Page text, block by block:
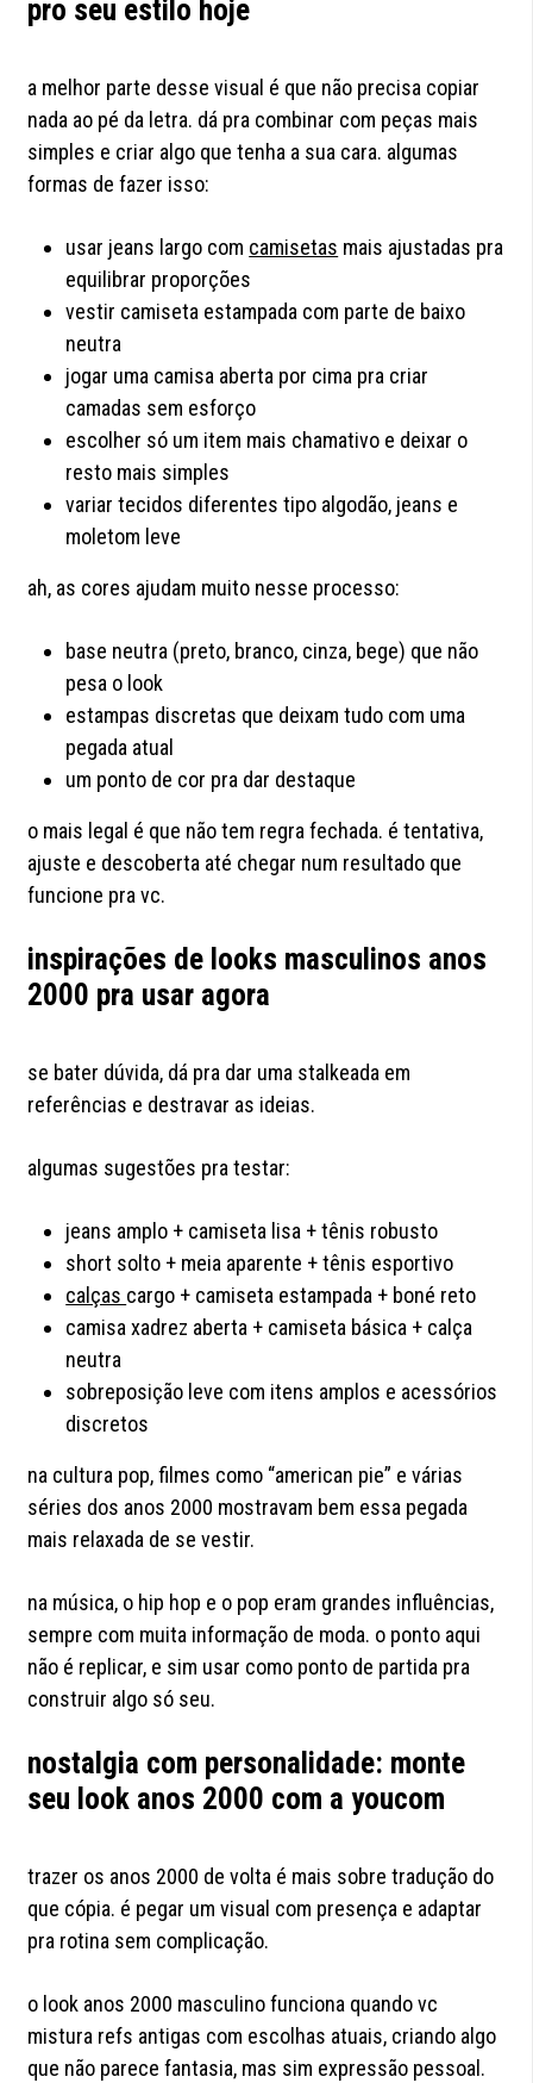
pro seu estilo hoje
a melhor parte desse visual é que não precisa copiar
nada ao pé da letra. dá pra combinar com peças mais
simples e criar algo que tenha a sua cara. algumas
formas de fazer isso:
usar jeans largo com camisetas mais ajustadas pra
equilibrar proporções
vestir camiseta estampada com parte de baixo
neutra
jogar uma camisa aberta por cima pra criar
camadas sem esforço
escolher só um item mais chamativo e deixar o
resto mais simples
variar tecidos diferentes tipo algodão, jeans e
moletom leve
ah, as cores ajudam muito nesse processo:
base neutra (preto, branco, cinza, bege) que não
pesa o look
estampas discretas que deixam tudo com uma
pegada atual
um ponto de cor pra dar destaque
o mais legal é que não tem regra fechada. é tentativa,
ajuste e descoberta até chegar num resultado que
funcione pra vc.
inspirações de looks masculinos anos
2000 pra usar agora
se bater dúvida, dá pra dar uma stalkeada em
referências e destravar as ideias.
algumas sugestões pra testar:
jeans amplo + camiseta lisa + tênis robusto
short solto + meia aparente + tênis esportivo
calças cargo + camiseta estampada + boné reto
camisa xadrez aberta + camiseta básica + calça
neutra
sobreposição leve com itens amplos e acessórios
discretos
na cultura pop, filmes como “american pie” e várias
séries dos anos 2000 mostravam bem essa pegada
mais relaxada de se vestir.
na música, o hip hop e o pop eram grandes influências,
sempre com muita informação de moda. o ponto aqui
não é replicar, e sim usar como ponto de partida pra
construir algo só seu.
nostalgia com personalidade: monte
seu look anos 2000 com a youcom
trazer os anos 2000 de volta é mais sobre tradução do
que cópia. é pegar um visual com presença e adaptar
pra rotina sem complicação.
o look anos 2000 masculino funciona quando vc
mistura refs antigas com escolhas atuais, criando algo
que não parece fantasia, mas sim expressão pessoal.